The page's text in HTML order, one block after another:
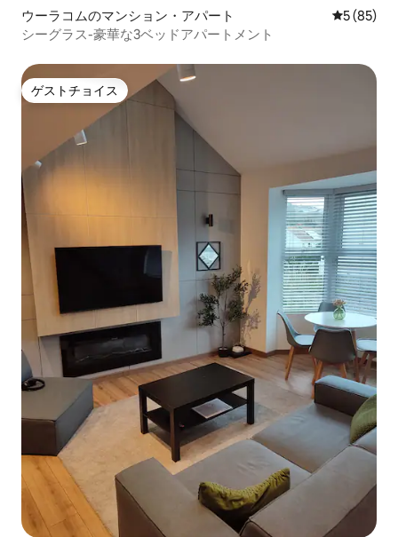
ウーラコムのマンション・アパート レビュー
5 (85)
シーグラス-豪華な3ベッドアパートメント
ゲストチョイス
ゲストチョイス